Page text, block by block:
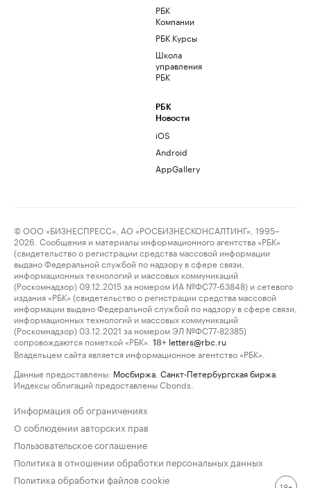
РБК
Компании
РБК Курсы
Школа
управления
РБК
РБК
Новости
iOS
Android
AppGallery
© ООО «БИЗНЕСПРЕСС», АО «РОСБИЗНЕСКОНСАЛТИНГ», 1995–
2026. Сообщения и материалы информационного агентства «РБК»
(свидетельство о регистрации средства массовой информации
выдано Федеральной службой по надзору в сфере связи,
информационных технологий и массовых коммуникаций
(Роскомнадзор) 09.12.2015 за номером ИА №ФС77-63848) и сетевого
издания «РБК» (свидетельство о регистрации средства массовой
информации выдано Федеральной службой по надзору в сфере связи,
информационных технологий и массовых коммуникаций
(Роскомнадзор) 03.12.2021 за номером ЭЛ №ФС77-82385)
сопровождаются пометкой «РБК».
18+ letters@rbc.ru
Владельцем сайта является информационное агентство «РБК».
Данные предоставлены: Мосбиржа Санкт-Петербургская биржа
Индексы облигаций предоставлены Cbonds.
Информация об ограничениях
О соблюдении авторских прав
Пользовательское соглашение
Политика в отношении обработки персональных данных
Политика обработки файлов cookie